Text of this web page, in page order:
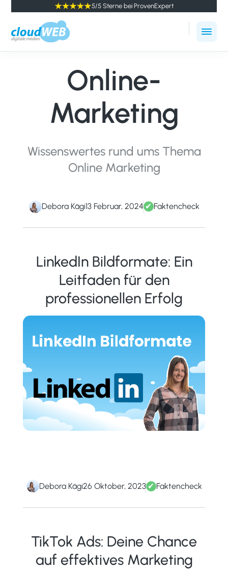
5/5 Sterne bei ProvenExpert
Online-
Marketing
Wissenswertes rund ums Thema
Online Marketing
LinkedIn Bildformate: Ein
Leitfaden für den
professionellen Erfolg
Debora Kägi13 Februar, 2024 ✔ Faktencheck
TikTok Ads: Deine Chance
auf effektives Marketing
Debora Kägi26 Oktober, 2023 ✔ Faktencheck